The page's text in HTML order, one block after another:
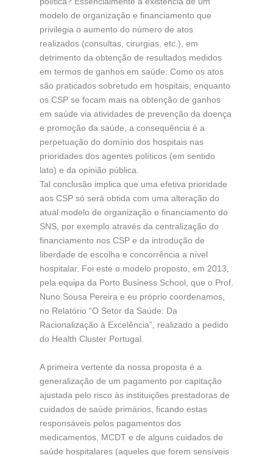
modelo de organização e financiamento que
privilegia o aumento do número de atos
realizados (consultas, cirurgias, etc.), em
detrimento da obtenção de resultados medidos
em termos de ganhos em saúde. Como os atos
são praticados sobretudo em hospitais, enquanto
os CSP se focam mais na obtenção de ganhos
em saúde via atividades de prevenção da doença
e promoção da saúde, a consequência é a
perpetuação do domínio dos hospitais nas
prioridades dos agentes políticos (em sentido
lato) e da opinião pública.
Tal conclusão implica que uma efetiva prioridade
aos CSP só será obtida com uma alteração do
atual modelo de organização e financiamento do
SNS, por exemplo através da centralização do
financiamento nos CSP e da introdução de
liberdade de escolha e concorrência a nível
hospitalar. Foi este o modelo proposto, em 2013,
pela equipa da Porto Business School, que o Prof.
Nuno Sousa Pereira e eu próprio coordenamos,
no Relatório “O Setor da Saúde: Da
Racionalização à Excelência”, realizado a pedido
do Health Cluster Portugal.
A primeira vertente da nossa proposta é a
generalização de um pagamento por capitação
ajustada pelo risco às instituições prestadoras de
cuidados de saúde primários, ficando estas
responsáveis pelos pagamentos dos
medicamentos, MCDT e de alguns cuidados de
saúde hospitalares (aqueles que forem sensíveis